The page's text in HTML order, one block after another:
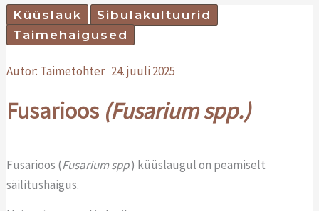
Küüslauk
Sibulakultuurid
Taimehaigused
Autor: Taimetohter 24. juuli 2025
Fusarioos (Fusarium spp.)
Fusarioos (Fusarium spp.) küüslaugul on peamiselt
säilitushaigus.